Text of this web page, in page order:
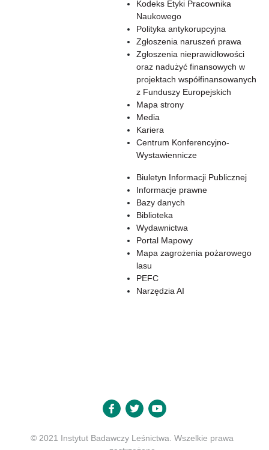
Kodeks Etyki Pracownika
Naukowego
Polityka antykorupcyjna
Zgłoszenia naruszeń prawa
Zgłoszenia nieprawidłowości
oraz nadużyć finansowych w
projektach współfinansowanych
z Funduszy Europejskich
Mapa strony
Media
Kariera
Centrum Konferencyjno-
Wystawiennicze
Biuletyn Informacji Publicznej
Informacje prawne
Bazy danych
Biblioteka
Wydawnictwa
Portal Mapowy
Mapa zagrożenia pożarowego
lasu
PEFC
Narzędzia AI
© 2021 Instytut Badawczy Leśnictwa. Wszelkie prawa